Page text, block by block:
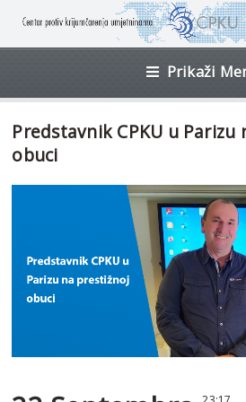
Prikaži
Predstavnik CPKU u
obuci